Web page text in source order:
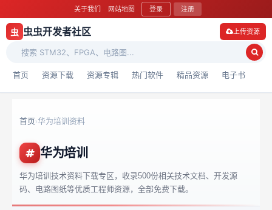
关于我们 网站地图 登录 注册
虫 虫虫开发者社区
首页 资源下载 资源专辑 热门软件 精品资源 电子书
上传资源
首页›华为培训资料
华为培训
华为培训技术资料下载专区，收录500份相关技术文档、开发源
码、电路图纸等优质工程师资源，全部免费下载。